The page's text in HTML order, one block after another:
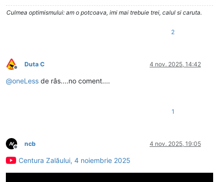
Culmea optimismului: am o potcoava, imi mai trebuie trei, calul si caruta.
2
Deconectat
Duta C 4 nov. 2025, 14:42
@oneLess de râs....no coment....
1
Deconectat
ncb 4 nov. 2025, 19:05
Centura Zalăului, 4 noiembrie 2025